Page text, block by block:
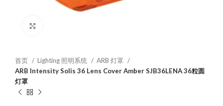
首页 Lighting 照明系统
ARB 灯罩
ARB Intensity Solis 36 Lens Cover Amber SJB36LENA 36粒圆
灯罩